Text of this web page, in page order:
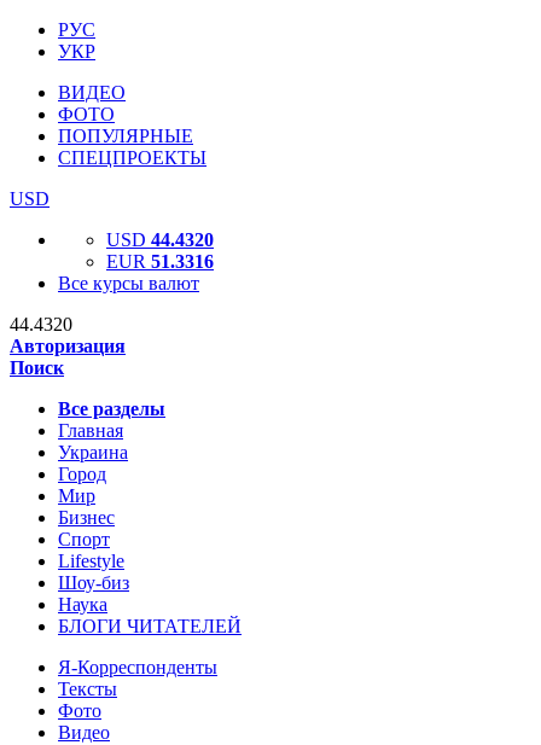
РУС
УКР
ВИДЕО
ФОТО
ПОПУЛЯРНЫЕ
СПЕЦПРОЕКТЫ
USD
USD 44.4320
EUR 51.3316
Все курсы валют
44.4320
Авторизация
Поиск
Все разделы
Главная
Украина
Город
Мир
Бизнес
Спорт
Lifestyle
Шоу-биз
Наука
БЛОГИ ЧИТАТЕЛЕЙ
Я-Корреспонденты
Тексты
Фото
Видео